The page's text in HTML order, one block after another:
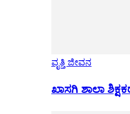
ವೃತ್ತಿ ಜೀವನ
ಖಾಸಗಿ ಶಾಲಾ